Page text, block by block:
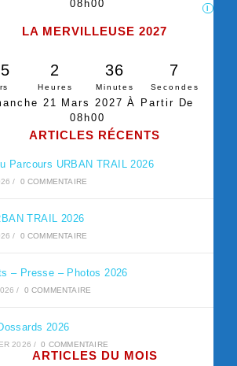
08h00
LA MERVILLEUSE 2027
2
Heures
36
Minutes
6
Secondes
21 Mars 2027 À Partir De
08h00
ARTICLES RÉCENTS
Parcours URBAN TRAIL 2026
/ 0 COMMENTAIRE
TRAIL 2026
/ 0 COMMENTAIRE
– Presse – Photos 2026
/ 0 COMMENTAIRE
2026
2026 / 0 COMMENTAIRE
ARTICLES DU MOIS